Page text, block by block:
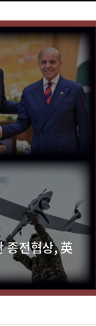
종전협상, 英